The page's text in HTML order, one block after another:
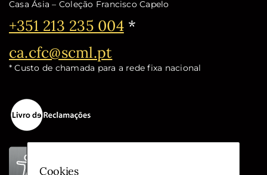
Casa Ásia – Coleção Francisco Capelo
Telefone:
+351 213 235 004*
Email:
ca.cfc@scml.pt
* Custo de chamada para a rede fixa nacional
Cookies